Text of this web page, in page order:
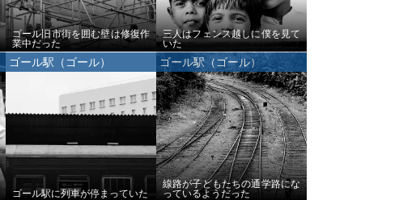
ゴール旧市街を囲む壁は修復作
業中だった
三人はフェンス越しに僕を見て
いた
ゴール駅（ゴール）
ゴール駅に列車が停まっていた
ゴール駅（ゴール）
線路が子どもたちの通学路にな
っているようだった